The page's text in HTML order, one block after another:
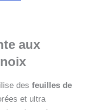
aux
des feuilles de
et ultra